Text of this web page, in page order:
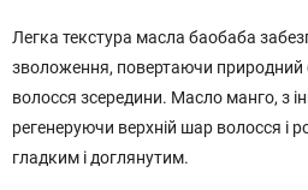
Легка текстура масла баобаба
зволоження, повертаючи природний
волосся зсередини. Масло манго, з
регенеруючи верхній шар волосся і
гладким і доглянутим.